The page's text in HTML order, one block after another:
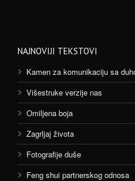
NAJNOVIJI TEKSTOVI
Kamen za komunikaciju sa
Višestruke verzije nas
Omiljena boja
Zagrljaj života
Fotografije duše
Feng shui partnerskog odnosa